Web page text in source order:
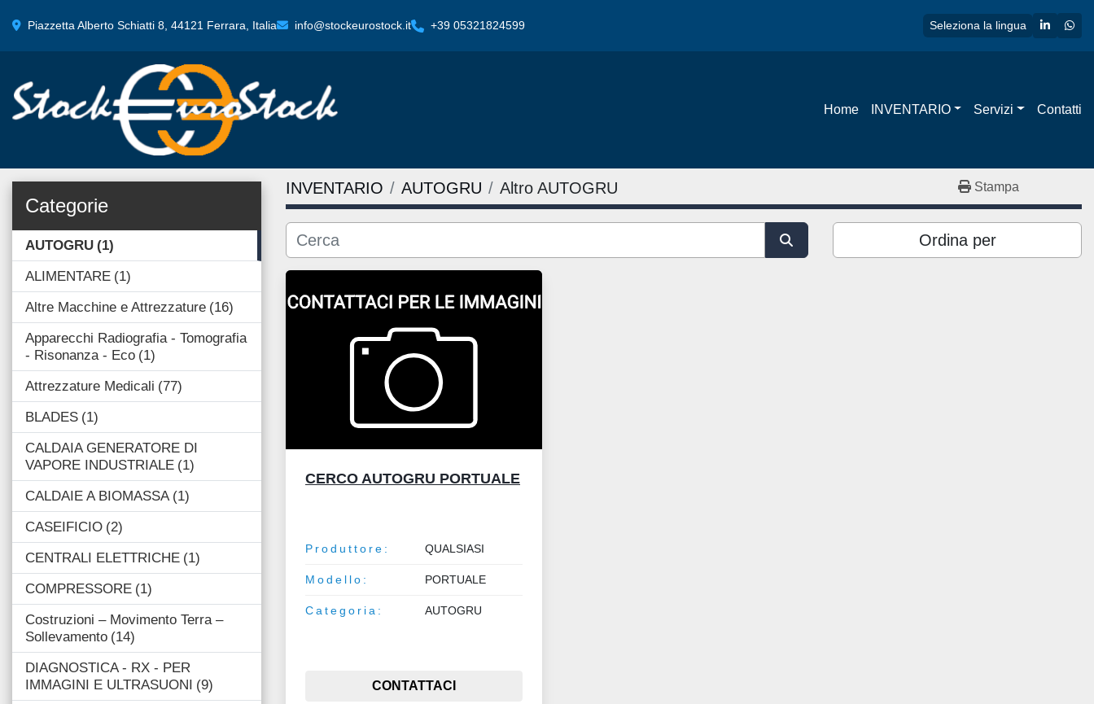
Piazzetta Alberto Schiatti 8, 44121 Ferrara, Italia info@stockeurostock.it +39 05321824599 Seleziona la lingua linkedin
Home INVENTARIO Servizi Contatti
Categorie
AUTOGRU 1
ALIMENTARE 1
Altre Macchine e Attrezzature 16
Apparecchi Radiografia - Tomografia
- Risonanza - Eco 1
Attrezzature Medicali 77
BLADES 1
CALDAIA GENERATORE DI
VAPORE INDUSTRIALE 1
CALDAIE A BIOMASSA 1
CASEIFICIO 2
CENTRALI ELETTRICHE 1
COMPRESSORE 1
Costruzioni – Movimento Terra –
Sollevamento 14
DIAGNOSTICA - RX - PER
IMMAGINI E ULTRASUONI 9
INVENTARIO AUTOGRU Altro AUTOGRU Stampa
Ordina per
CERCO AUTOGRU PORTUALE
Produttore: QUALSIASI
Modello: PORTUALE
Categoria: AUTOGRU
CONTATTACI